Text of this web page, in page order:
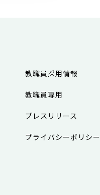
教職員採用情報
教職員専用
プレスリリース
プライバシーポリシー